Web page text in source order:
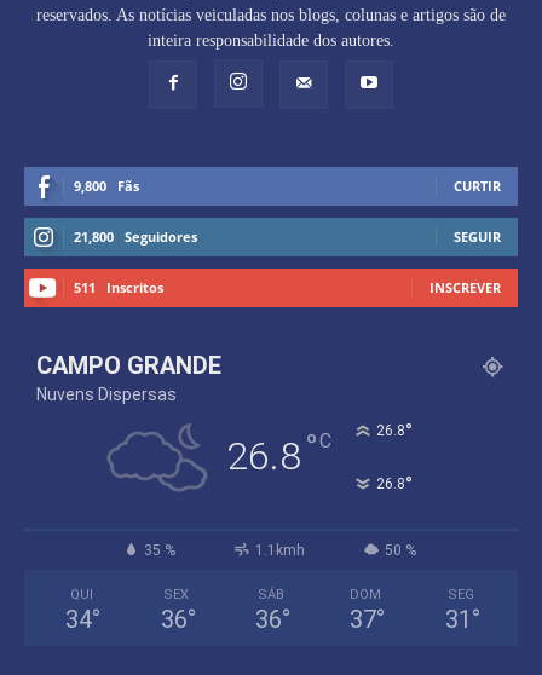
reservados. As notícias veiculadas nos blogs, colunas e artigos são de
inteira responsabilidade dos autores.
9,800 Fãs CURTIR
21,800 Seguidores SEGUIR
511 Inscritos INSCREVER
CAMPO GRANDE
Nuvens Dispersas
26.8°C 26.8°
26.8°
35 % 1.1kmh 50 %
QUI
34°
SEX
36°
SÁB
36°
DOM
37°
SEG
31 °